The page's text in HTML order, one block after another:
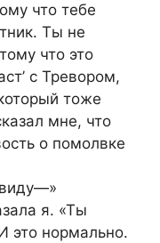
что тебе
Ты не
что это
с Тревором,
тоже
мне, что
о помолвке
я. «Ты
это нормально.